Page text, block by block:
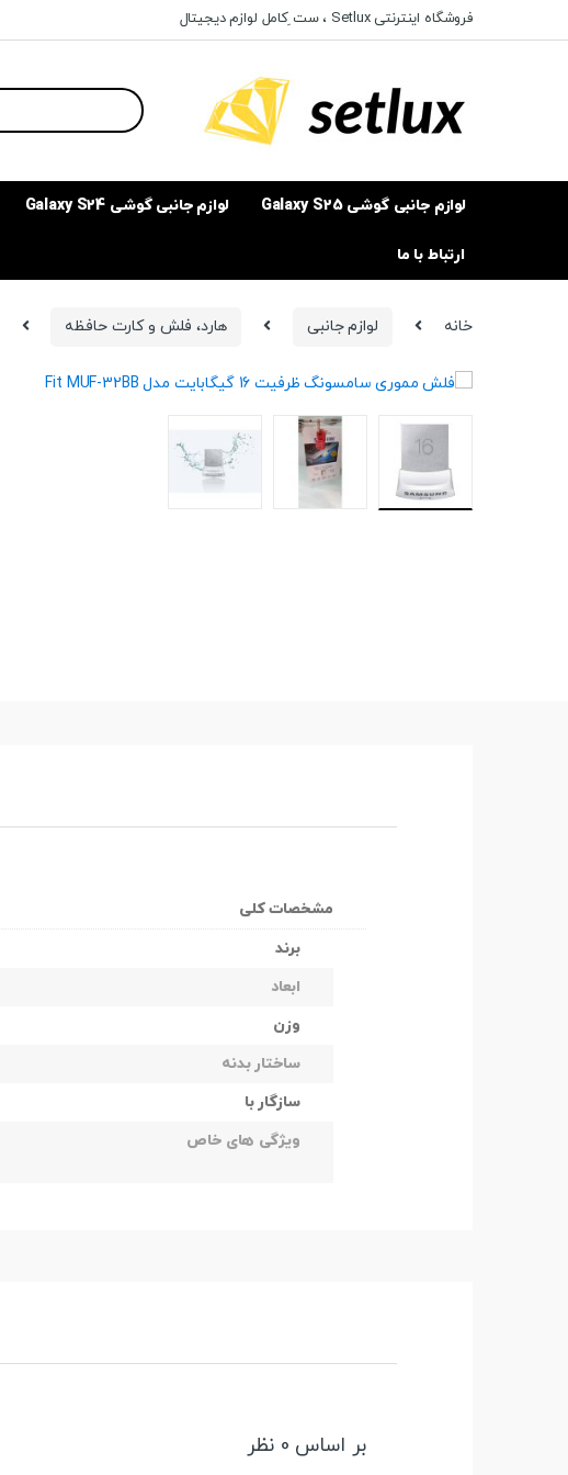
to
to
فروشگاه اینترنتی Setlux ، ست ِکامل لوازم دیجیتال
Search
for:
لوازم جانبی گوشی Galaxy S25 لوازم جانبی گوشی Galaxy S24
ارتباط با ما
خانه لوازم جانبی هارد، فلش و کارت حافظه
مشخصات کلی
برند
ابعاد
وزن
ساختار بدنه
سازگار با
ویژگی های خاص
بر اساس 0 نظر